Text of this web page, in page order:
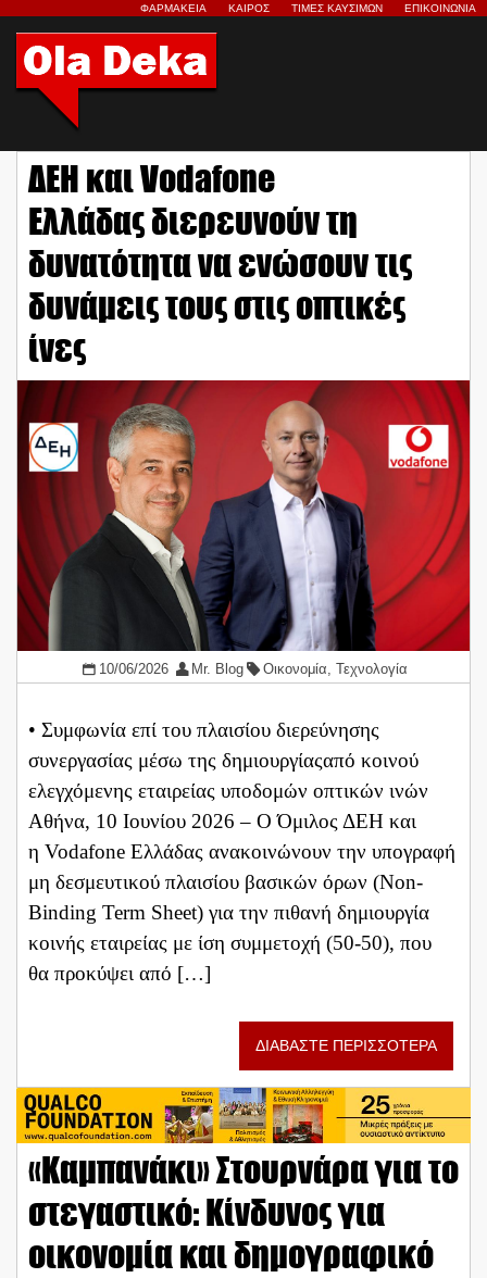
ΦΑΡΜΑΚΕΙΑ ΚΑΙΡΟΣ ΤΙΜΕΣ ΚΑΥΣΙΜΩΝ ΕΠΙΚΟΙΝΩΝΙΑ
ΔΕΗ και Vodafone
Ελλάδας διερευνούν τη
δυνατότητα να ενώσουν τις
δυνάμεις τους στις οπτικές
ίνες
10/06/2026 Mr. Blog Οικονομία,Τεχνολογία
• Συμφωνία επί του πλαισίου διερεύνησης
συνεργασίας μέσω της δημιουργίαςαπό κοινού
ελεγχόμενης εταιρείας υποδομών οπτικών ινών
Αθήνα, 10 Ιουνίου 2026 – Ο Όμιλος ΔΕΗ και
η Vodafone Ελλάδας ανακοινώνουν την υπογραφή
μη δεσμευτικού πλαισίου βασικών όρων (Non-
Binding Term Sheet) για την πιθανή δημιουργία
κοινής εταιρείας με ίση συμμετοχή (50-50), που
θα προκύψει από […]
ΔΙΑΒΑΣΤΕ ΠΕΡΙΣΣΟΤΕΡΑ
«Καμπανάκι» Στουρνάρα για το
στεγαστικό: Κίνδυνος για
οικονομία και δημογραφικό